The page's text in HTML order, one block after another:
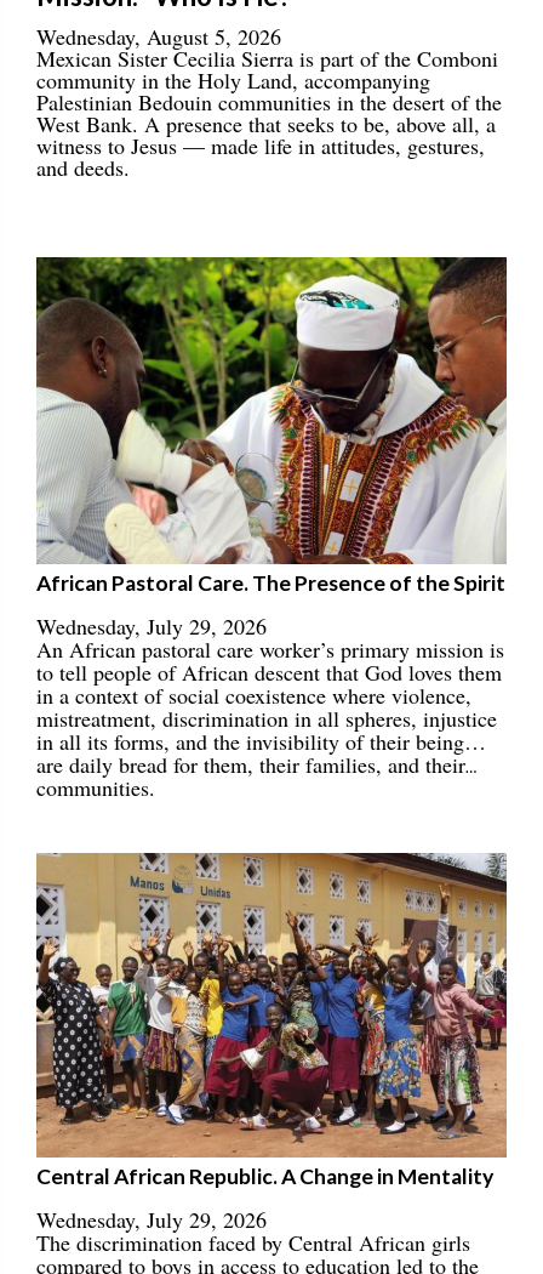
Wednesday, August 5, 2026
Mexican Sister Cecilia Sierra is part of the Comboni
community in the Holy Land, accompanying
Palestinian Bedouin communities in the desert of the
West Bank. A presence that seeks to be, above all, a
witness to Jesus — made life in attitudes, gestures,
and deeds.
African Pastoral Care. The Presence of the Spirit
Wednesday, July 29, 2026
An African pastoral care worker’s primary mission is
to tell people of African descent that God loves them
in a context of social coexistence where violence,
mistreatment, discrimination in all spheres, injustice
in all its forms, and the invisibility of their being…
are daily bread for them, their families, and their
communities.
Central African Republic. A Change in Mentality
Wednesday, July 29, 2026
The discrimination faced by Central African girls
compared to boys in access to education led to the